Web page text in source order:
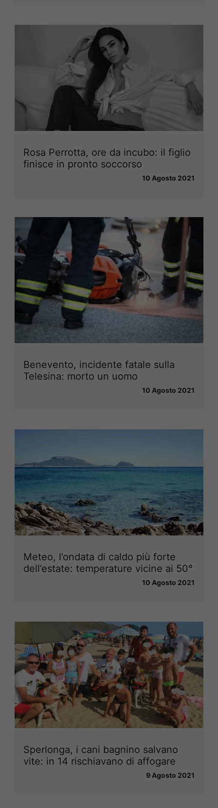
Rosa Perrotta, ore da incubo: il figlio
finisce in pronto soccorso
10 Agosto 2021
Benevento, incidente fatale sulla
Telesina: morto un uomo
10 Agosto 2021
Meteo, l’ondata di caldo più forte
dell’estate: temperature vicine ai 50°
10 Agosto 2021
Sperlonga, i cani bagnino salvano
vite: in 14 rischiavano di affogare
9 Agosto 2021